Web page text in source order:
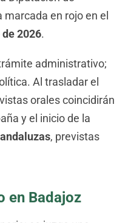
en rojo en el
2026.
administrativo;
Al trasladar el
orales coincidirán
y el inicio de la
, previstas
en Badajoz